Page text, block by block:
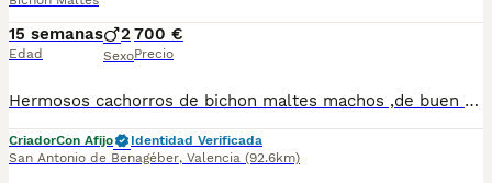
15 semanas
Edad
2
Sexo
700 €
Precio
Hermosos cachorros de bichon maltes machos ,de buen carácter, sociables están disponibles con todas sus garantías: Vacunas, microchip y pasaporte, desparacitados,cartilla sanitaria, contrato de garantía sanitaria inscripción de pedigree Pregunte sin ningún compromiso al número de teléfono:647125476-643270537
CriadorCon Afijo
Identidad Verificada
San Antonio de Benagéber, Valencia (92.6km)